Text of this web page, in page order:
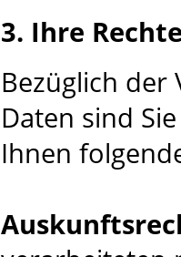
3. Ihre
Bezüglich
Daten sind
Ihnen